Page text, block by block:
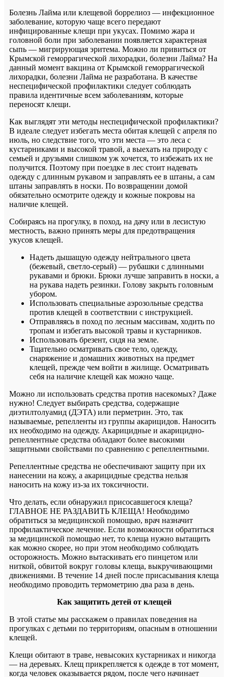
Болезнь Лайма или клещевой боррелиоз — инфекционное
заболевание, которую чаще всего передают
инфицированные клещи при укусах. Помимо жара и
головной боли при заболевании появляется характерная
сыпь — мигрирующая эритема. Можно ли привиться от
Крымской геморрагической лихорадки, болезни Лайма? На
данный момент вакцина от Крымской геморрагической
лихорадки, болезни Лайма не разработана. В качестве
неспецифической профилактики следует соблюдать
правила идентичные всем заболеваниям, которые
переносят клещи.
Как выглядят эти методы неспецифической профилактики?
В идеале следует избегать места обитая клещей с апреля по
июль, но следствие того, что эти места — это леса с
кустарниками и высокой травой, а выехать на природу с
семьей и друзьями слишком уж хочется, то избежать их не
получится. Поэтому при поездке в лес стоит надевать
одежду с длинным рукавом и заправлять ее в штаны, а сам
штаны заправлять в носки. По возвращении домой
обязательно осмотрите одежду и кожные покровы на
наличие клещей.
Собираясь на прогулку, в поход, на дачу или в лесистую
местность, важно принять меры для предотвращения
укусов клещей.
Надеть дышащую одежду нейтрального цвета
(бежевый, светло-серый) — рубашки с длинными
рукавами и брюки. Брюки лучше заправить в носки, а
на рукава надеть резинки. Голову закрыть головным
убором.
Использовать специальные аэрозольные средства
против клещей в соответствии с инструкцией.
Отправляясь в поход по лесным массивам, ходить по
тропам и избегать высокой травы и кустарников.
Использовать брезент, сидя на земле.
Тщательно осматривать свое тело, одежду,
снаряжение и домашних животных на предмет
клещей, прежде чем войти в жилище. Осматривать
себя на наличие клещей как можно чаще.
Можно ли использовать средства против насекомых? Даже
нужно! Следует выбирать средства, содержащие
диэтилтолуамид (ДЭТА) или перметрин. Это, так
называемые, репелленты из группы акарицидов. Наносить
их необходимо на одежду. Акарицидные и акарицидно-
репеллентные средства обладают более высокими
защитными свойствами по сравнению с репеллентными.
Репеллентные средства не обеспечивают защиту при их
нанесении на кожу, а акарицидные средства нельзя
наносить на кожу из-за их токсичности.
Что делать, если обнаружил присосавшегося клеща?
ГЛАВНОЕ НЕ РАЗДАВИТЬ КЛЕЩА! Необходимо
обратиться за медицинской помощью, врач назначит
профилактическое лечение. Если возможности обратиться
за медицинской помощью нет, то клеща нужно вытащить
как можно скорее, но при этом необходимо соблюдать
осторожность. Можно вытаскивать его пинцетом или
ниткой, обвитой вокруг головы клеща, выкручивающими
движениями. В течение 14 дней после присасывания клеща
необходимо проводить термометрию два раза в день.
Как защитить детей от клещей
В этой статье мы расскажем о правилах поведения на
прогулках с детьми по территориям, опасным в отношении
клещей.
Клещи обитают в траве, невысоких кустарниках и никогда
— на деревьях. Клещ прикрепляется к одежде в тот момент,
когда человек оказывается рядом, после чего начинает